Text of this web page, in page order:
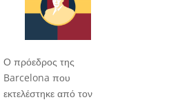
Ο πρόεδρος της
Barcelona που
εκτελέστηκε από τον